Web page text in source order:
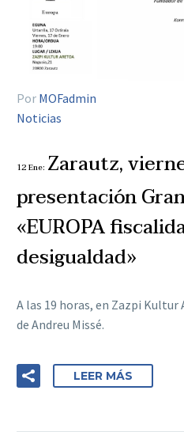
Por MOFadmin
Noticias
12 Ene: Zarautz,
presentación
«EUROPA
desigualdad»
A las 19 horas, en Zazpi
de Andreu Missé.
LEER MÁS